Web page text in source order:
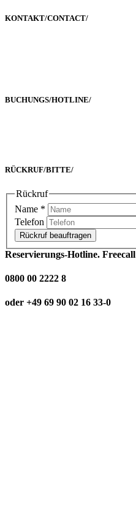
KONTAKT/CONTACT/
BUCHUNGS/HOTLINE/
RÜCKRUF/BITTE/
Rückruf
Name *
Telefon
Rückruf beauftragen
Reservierungs-Hotline. Freecall
0800 00 2222 8
oder +49 69 90 02 16 33-0